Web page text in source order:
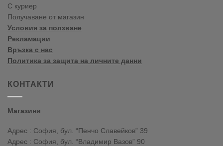
С куриер
Получаване от магазин
Условия за ползване
Рекламации
Връзка с нас
Политика за защита на личните данни
КОНТАКТИ
Магазини
Адрес : София, бул. “Пенчо Славейков” 39
Адрес : София, бул. “Владимир Вазов” 90